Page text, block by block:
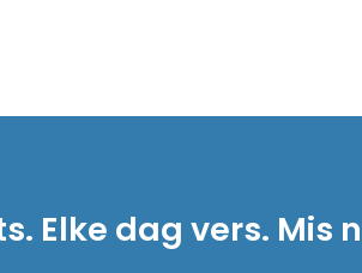
Elke dag vers. Mis